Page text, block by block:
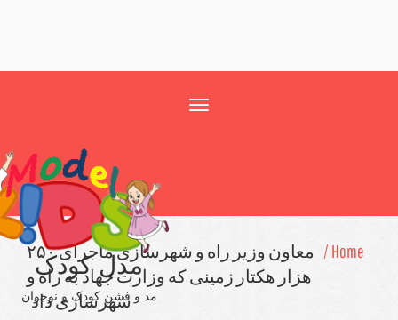
مدل کودک
مد و فشن کودک و نوجوان
معاون وزیر راه و شهرسازی ماجرای ۲۵۰
هزار هكتار زمینی كه وزارت جهاد به راه و
شهرسازی داد